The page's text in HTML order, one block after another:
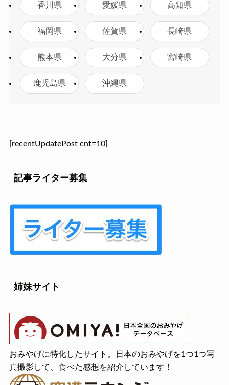
香川県 愛媛県 高知県
福岡県 佐賀県 長崎県
熊本県 大分県 宮崎県
鹿児島県 沖縄県
[recentUpdatePost cnt=10]
記事ライター募集
姉妹サイト
おみやげに特化したサイト。日本のおみやげを1つ1つ写
真撮影して、食べた感想を紹介しています！